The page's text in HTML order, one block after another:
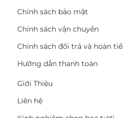
Chính sách bảo mật
Chính sách vận chuyển
Chính sách đổi trả và hoàn
Hướng dẫn thanh toán
Giới Thiệu
Liên hệ